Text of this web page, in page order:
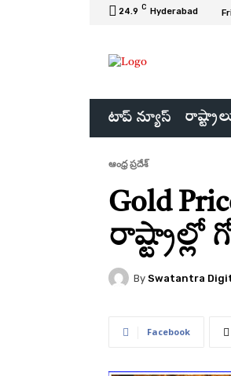
24.9 C Hyderabad
టాప్ న్యూస్
ఆంధ్ర ప్రదేశ్
Gold
రాష్ట్రాల్లో
By Swatantra
Facebook